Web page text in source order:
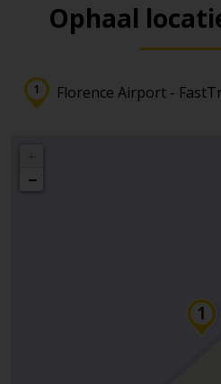
Ophaal
Florence Airport -
−